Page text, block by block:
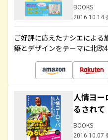
BOOKS
2016.10.14
ご好評に応えたナシエによ
築とデザインをテーマに北欧4
人情ヨ
るされて
BOOKS
2016.10.07